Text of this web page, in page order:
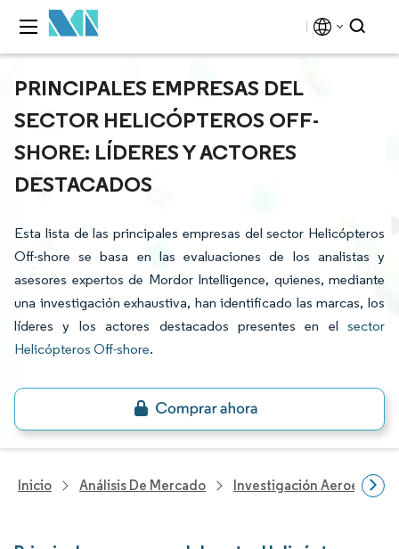
PRINCIPALES EMPRESAS DEL
SECTOR HELICÓPTEROS OFF-
SHORE: LÍDERES Y ACTORES
DESTACADOS
Esta lista de las principales empresas del sector Helicópteros
Off-shore se basa en las evaluaciones de los analistas y
asesores expertos de Mordor Intelligence, quienes, mediante
una investigación exhaustiva, han identificado las marcas, los
líderes y los actores destacados presentes en el sector
Helicópteros Off-shore.
Inicio Análisis De Mercado Investigación